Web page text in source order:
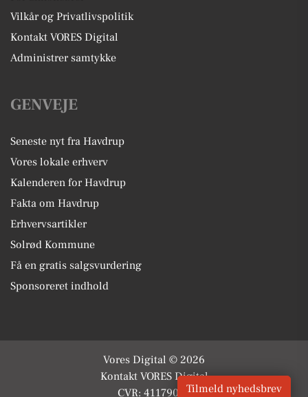
Vilkår og Privatlivspolitik
Kontakt VORES Digital
Administrer samtykke
GENVEJE
Seneste nyt fra Havdrup
Vores lokale erhverv
Kalenderen for Havdrup
Fakta om Havdrup
Erhvervsartikler
Solrød Kommune
Få en gratis salgsvurdering
Sponsoreret indhold
Vores Digital © 2026
Kontakt VORES Digital
CVR: 41179082Tilmeld nyhedsbrev